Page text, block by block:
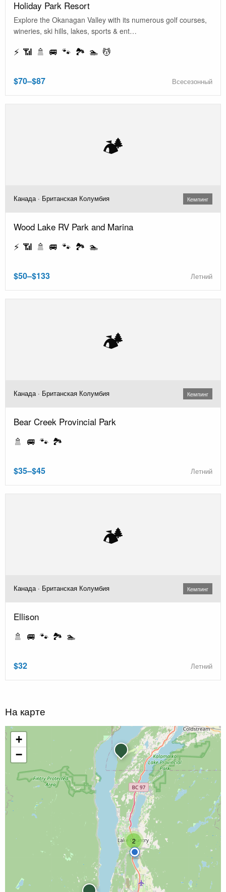
Holiday Park Resort
Explore the Okanagan Valley with its numerous golf courses,
wineries, ski hills, lakes, sports & ent…
⚡ 📶 🚿 🚐 🐾 🏞️ 🏊 💆
$70–$87 Всесезонный
🏕️
Канада · Британская Колумбия Кемпинг
Wood Lake RV Park and Marina
⚡ 📶 🚿 🚐 🐾 🏞️ 🏊
$50–$133 Летний
🏕️
Канада · Британская Колумбия Кемпинг
Bear Creek Provincial Park
🚿 🚐 🐾 🏞️
$35–$45 Летний
🏕️
Канада · Британская Колумбия Кемпинг
Ellison
🚿 🚐 🐾 🏞️ 🏊
$32 Летний
На карте
2
+
−